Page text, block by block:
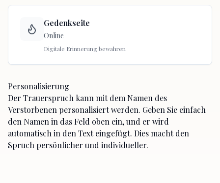
Gedenkseite
Online
Digitale Erinnerung bewahren
Personalisierung
Der Trauerspruch kann mit dem Namen des
Verstorbenen personalisiert werden. Geben Sie einfach
den Namen in das Feld oben ein, und er wird
automatisch in den Text eingefügt. Dies macht den
Spruch persönlicher und individueller.